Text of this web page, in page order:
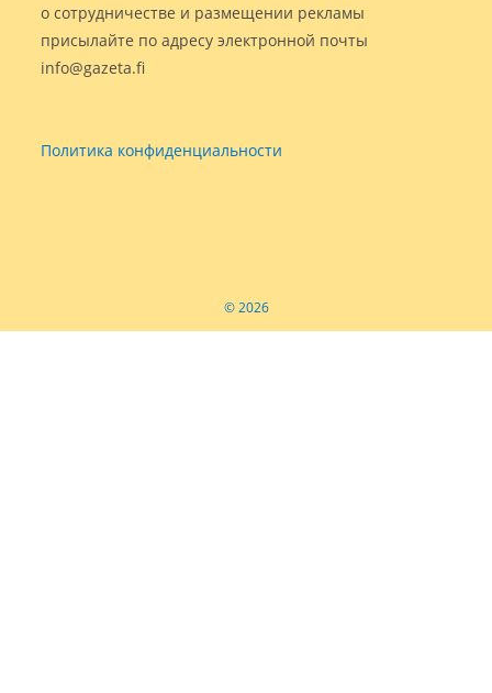
о сотрудничестве и размещении рекламы
присылайте по адресу электронной почты
info@gazeta.fi
Политика конфиденциальности
© 2026